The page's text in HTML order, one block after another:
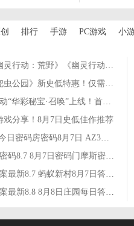
排行 手游 PC游戏 小
Steam特惠！《幽灵行动：荒野》《幽灵行动：断点》0.5折新史低！
Steam特惠！《兜虫公园》新史低特惠！仅需¥14.74
英雄联盟全新活动“华彩秘宝·召唤”上线！首次开启仅需600点券！
戏分享！8月7日史低佳作推荐
三角洲行动AZ3今日密码房密码8月7日 AZ3彩蛋房密码8.7
三角洲行动今日密码8.7 8月7日密码门摩斯密码分享
蚂蚁新村今日答案最新8.7 蚂蚁新村8月7日答题正确答案
蚂蚁庄园今日答案最新8.8 8月8日庄园每日答题答案